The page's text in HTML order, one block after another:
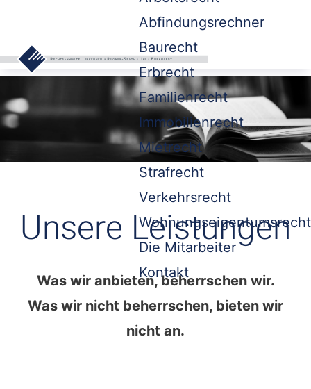
Abfindungsrechner
Baurecht
Erbrecht
Familienrecht
Immobilienrecht
Mietrecht
Strafrecht
Verkehrsrecht
Wohnungseigentumsrecht
Die Mitarbeiter
Kontakt
Unsere Leistungen
Was wir anbieten, beherrschen wir.
Was wir nicht beherrschen, bieten wir
nicht an.